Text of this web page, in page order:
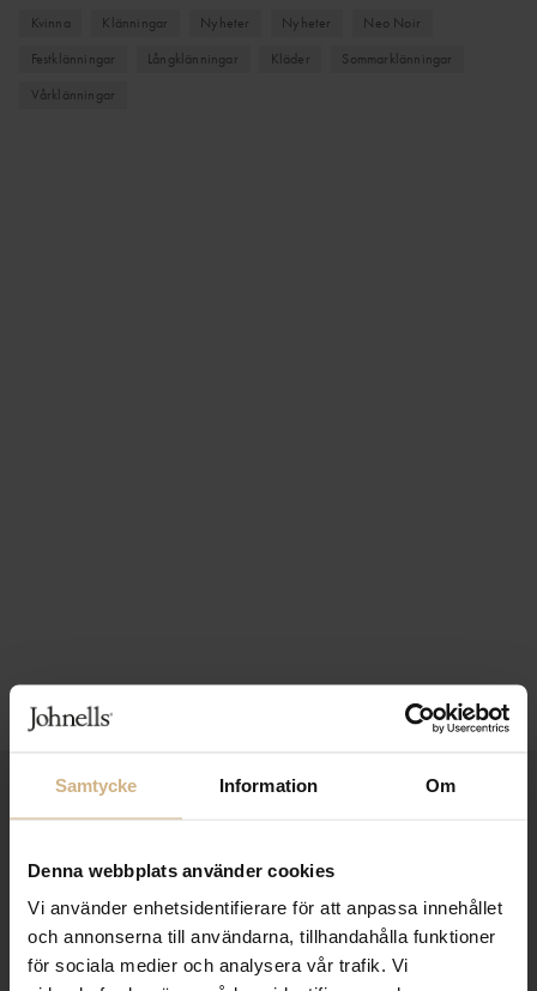
Samtycke Information Om
Denna webbplats använder cookies
Vi använder enhetsidentifierare för att anpassa innehållet
och annonserna till användarna, tillhandahålla funktioner
för sociala medier och analysera vår trafik. Vi
Kvinna Klänningar Nyheter Nyheter
Neo Noir
Festklänningar
Långklänningar Kläder
Sommarklänningar
Vårklänningar
1-3 VARDAGARS LEVERANS